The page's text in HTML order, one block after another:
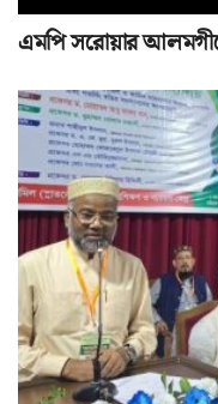
এমপি সরোয়ার